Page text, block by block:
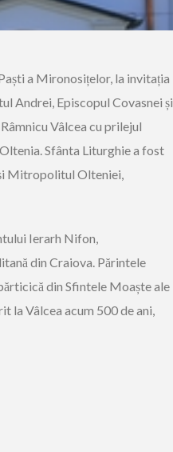
a Mironosițelor, la invitația
Andrei, Episcopul Covasnei și
Vâlcea cu prilejul
Sfânta Liturghie a fost
Mitropolitul Olteniei,
Ierarh Nifon,
din Craiova. Părintele
din Sfintele Moaște ale
la Vâlcea acum 500 de ani,